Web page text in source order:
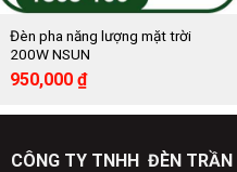
Đèn pha năng lượng mặt trời
200W NSUN
Giá
là:
950,000 ₫Giá
hiện
tại
950,000 ₫.
CÔNG TY TNHH ĐÈN TRẦN